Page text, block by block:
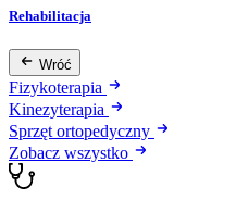
Rehabilitacja
Wróć
Fizykoterapia
Kinezyterapia
Sprzęt ortopedyczny
Zobacz wszystko